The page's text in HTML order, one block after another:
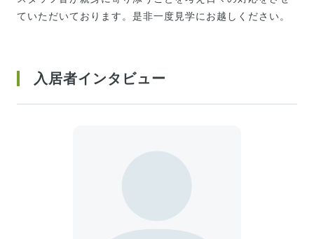
ていただいております。是非一度見学にお越しください。
入居者インタビュー